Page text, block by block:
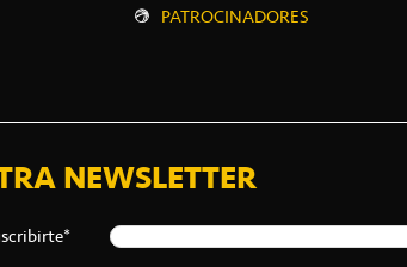
PATROCINADORES
NEWSLETTER